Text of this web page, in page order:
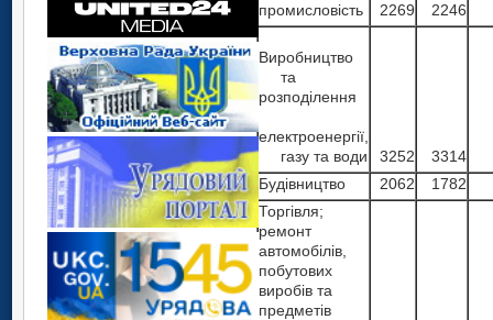
промисловість 2269 2246
Виробництво
та
розподілення
електроенергії,
газу та води
3252
3314
Будівництво
2062
1782
Торгівля;
ремонт
автомобілів,
побутових
виробів та
предметів